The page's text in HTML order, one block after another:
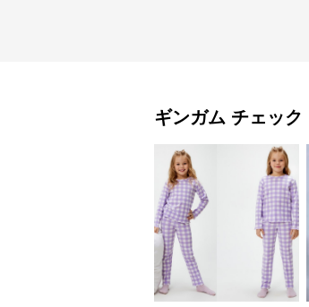
ギンガム チェック